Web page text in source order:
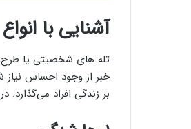
آشنایی با
تله های شخصیتی یا
خبر از وجود احساس
بر زندگی افراد می‌گذارد. در ادامه ۱۱ نمونه از مهم‌ترین و رایج‌ترین تله های شخصیتی در